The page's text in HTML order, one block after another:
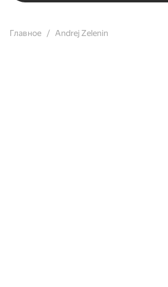
Главное Andrej Zelenin